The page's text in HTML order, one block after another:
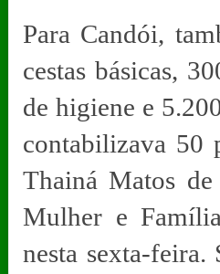
Para Candói,
cestas básicas,
de higiene e
contabilizava 50
Thainá Matos de
Mulher e
nesta sexta-